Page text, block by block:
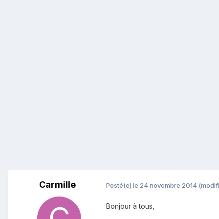
Carmille Posté(e) le 24 novembre 2014
Bonjour à tous,